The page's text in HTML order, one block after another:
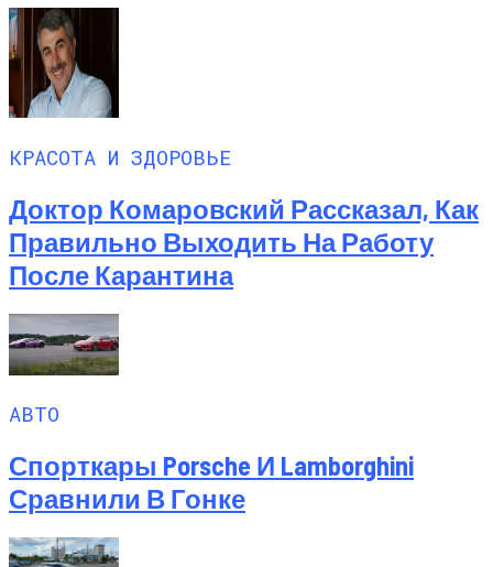
КРАСОТА И ЗДОРОВЬЕ
Доктор Комаровский Рассказал, Как
Правильно Выходить На Работу
После Карантина
АВТО
Спорткары Porsche И Lamborghini
Сравнили В Гонке